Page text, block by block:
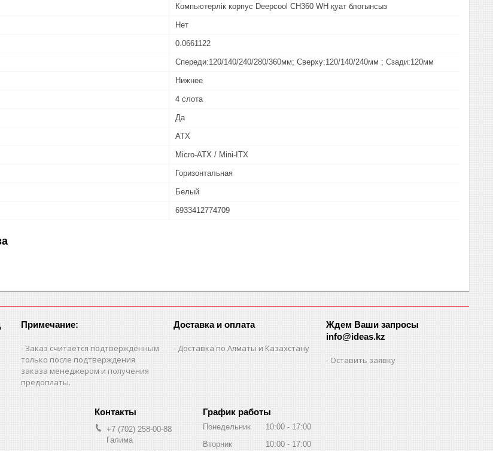
Компьютерлік корпус Deepcool CH360 WH қуат блогынсыз
Нет
0.0661122
Спереди:120/140/240/280/360мм; Сверху:120/140/240мм ; Сзади:120мм
Нижнее
4 слота
Да
ATX
Micro-ATX / Mini-ITX
Горизонтальная
Белый
6933412774709
Примечание:
Заказ считается подтвержденным
только после подтверждения
заказа менеджером и получения
предоплаты.
Доставка и оплата
Доставка по Алматы и Казахстану
Ждем Ваши запросы
info@ideas.kz
Оставить заявку
+7 (702) 258-00-88
Галима
График работы
Понедельник 10:00
17:00
Вторник
10:00
17:00